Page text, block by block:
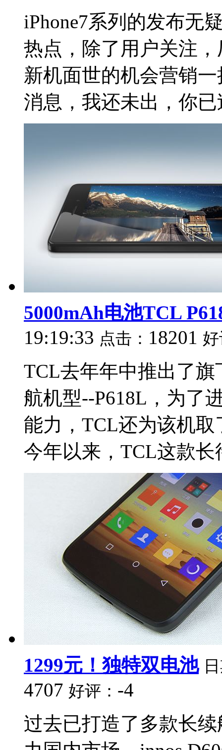
iPhone7系列的发布无
热点，除了用户关注
新机面世的机会营销
消息，我还未出，你已
5000mAh电池TCL
19:19:33 点击： 18201
TCL去年年中推出了
航机型--P618L，为了
能力，TCL还为该机
今年以来，TCL这款长
1299元！独特双电池
4707 好评： -4
过去已打造了多款长